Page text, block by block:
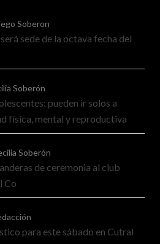
Soberon
sede de la octava fecha del
Soberón
pueden ir solos a
física, mental y reproductiva
Soberón
de ceremonia al club
Co
para este sábado en Cutral